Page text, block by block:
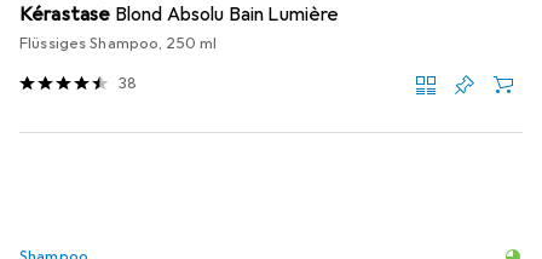
Kérastase Blond Absolu Bain Lumière
Flüssiges Shampoo, 250 ml
38